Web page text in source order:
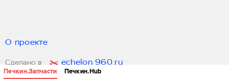
Печкин.Запчасти Печкин.Hub
О проекте
Сделано в echelon 960.ru